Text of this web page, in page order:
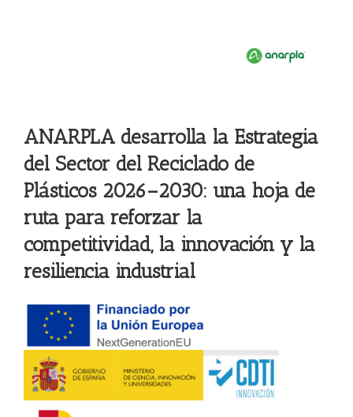
ANARPLA desarrolla la Estrategia
del Sector del Reciclado de
Plásticos 2026–2030: una hoja de
ruta para reforzar la
competitividad, la innovación y la
resiliencia industrial